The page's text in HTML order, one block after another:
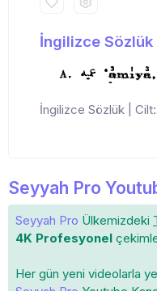
İngilizce Sözlük
İngilizce Sözlük |
Seyyah Pro
Seyyah Pro Ülkemizdeki
4K Profesyonel
Her gün yeni videolarla